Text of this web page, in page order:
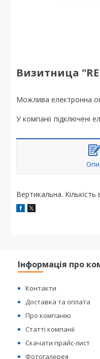
Визитница
У компанії підключені
Вертикальна.
Інформація про
Контакти
Доставка та оплата
Про компанію
Статті компанії
Скачати прайс-лист
Фотогалерея